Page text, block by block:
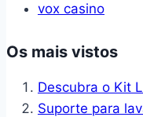
vox casino
Os mais vistos
Descubra o Kit
Suporte para